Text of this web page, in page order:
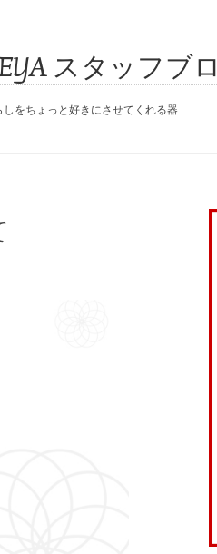
スタッフブ
しをちょっと好きにさせてくれる器